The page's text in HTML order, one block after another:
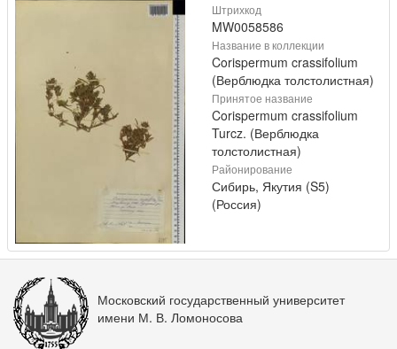
Штрихкод
MW0058586
Название в коллекции
Corispermum crassifolium
(Верблюдка толстолистная)
Принятое название
Corispermum crassifolium
Turcz. (Верблюдка
толстолистная)
Районирование
Сибирь, Якутия (S5)
(Россия)
Московский государственный университет
имени М. В. Ломоносова